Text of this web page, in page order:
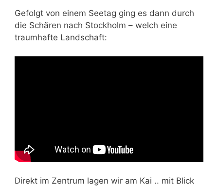
Gefolgt von einem Seetag ging es dann durch
die Schären nach Stockholm – welch eine
traumhafte Landschaft:
Direkt im Zentrum lagen wir am Kai .. mit Blick